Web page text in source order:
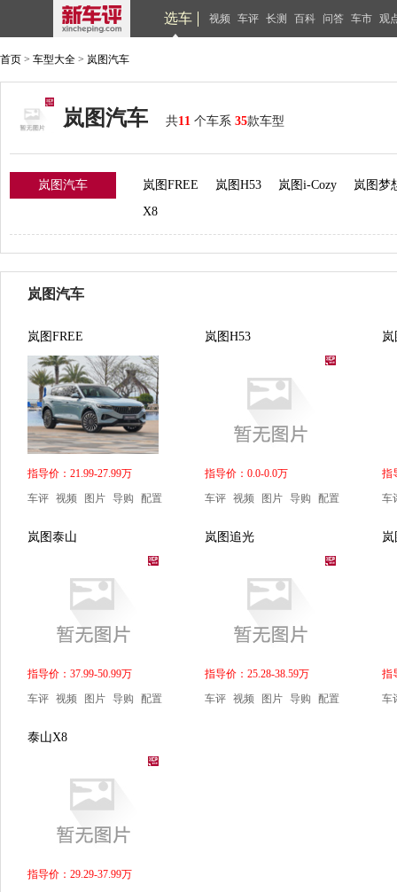
选车 视频 车评 长测 百科 问答 车市 观
首页 > 车型大全 > 岚图汽车
岚图汽车 共11 个车系 35款车型
岚图汽车 岚图FREE 岚图H53 岚图i-Cozy
岚图梦
X8
岚图汽车
岚图FREE
指导价：21.99-27.99万
车评 视频 图片 导购 配置
岚图H53
指导价：0.0-0.0万
车评 视频 图片 导购 配置
岚
指
车
岚图泰山
指导价：37.99-50.99万
车评 视频 图片 导购 配置
岚图追光
指导价：25.28-38.59万
车评 视频 图片 导购 配置
指
车
泰山X8
指导价：29.29-37.99万